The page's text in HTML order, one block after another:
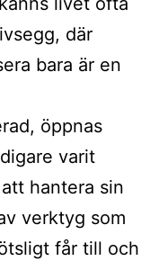
där
bara är en
öppnas
varit
hantera sin
verktyg som
får till och